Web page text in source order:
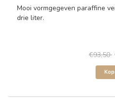
Mooi vormgegeven paraffine
drie liter.
€93,50